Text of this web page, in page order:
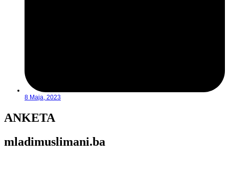
8 Maja, 2023
ANKETA
mladimuslimani.ba